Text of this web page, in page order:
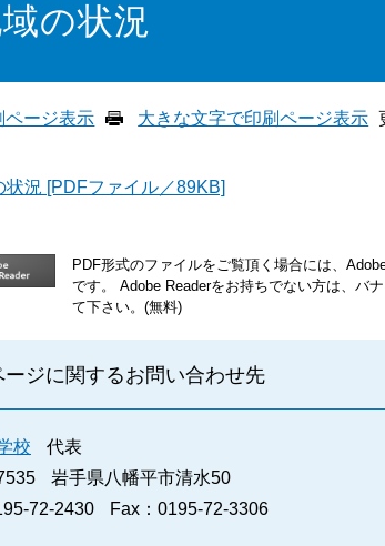
の状況
ページ表示 大きな文字で印刷ページ表示
状況 [PDFファイル／89KB]
PDF形式のファイルをご覧頂く場合には、
です。
Adobe Readerをお持ちでない方は、バ
て下さい。(無料)
ージに関するお問い合わせ先
校
代表
岩手県八幡平市清水50
72-2430
Fax：0195-72-3306